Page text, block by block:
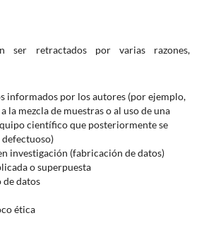
ser retractados por varias razones,
informados por los autores (por ejemplo,
la mezcla de muestras o al uso de una
científico que posteriormente se
defectuoso)
investigación (fabricación de datos)
o superpuesta
de datos
ética